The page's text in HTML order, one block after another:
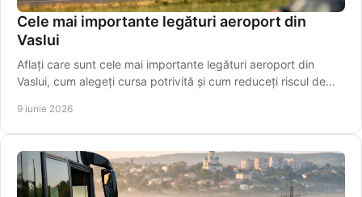
Cele mai importante legături aeroport din
Vaslui
Aflați care sunt cele mai importante legături aeroport din
Vaslui, cum alegeți cursa potrivită și cum reduceți riscul de
9 iunie 2026